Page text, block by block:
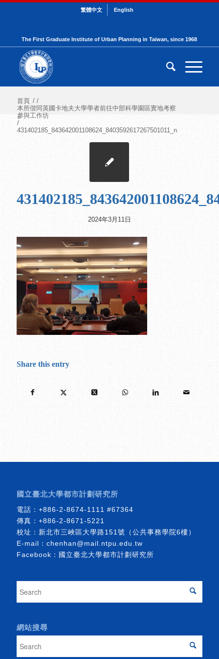
繁體中文 English
The First Graduate Institute of Urban Planning in Taiwan, since 1968
首頁 / /
本所偕同英國卡地夫大學學者前往中部科學園區實地考察
參與工作坊
/
431402185_843642001108624_8403592617267501011_n
2024年3月11日
Share this entry
國立臺北大學都市計劃研究所
電話： +886-2-8674-1111 #67364
傳真：+886-2-8671-5221
校址：新北市三峽區大學路151號（公共事務學院6樓）
E-mail： chenhan@mail.ntpu.edu.tw
Facebook： 國立臺北大學都市計劃研究所
網站搜尋